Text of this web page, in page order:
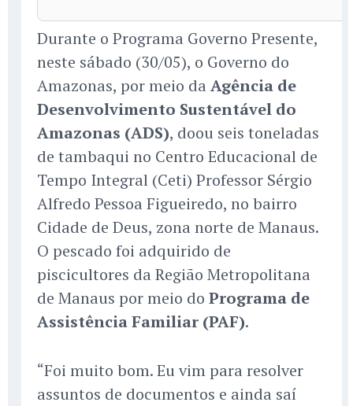
Durante o Programa Governo Presente,
neste sábado (30/05), o Governo do
Amazonas, por meio da Agência de
Desenvolvimento Sustentável do
Amazonas (ADS), doou seis toneladas
de tambaqui no Centro Educacional de
Tempo Integral (Ceti) Professor Sérgio
Alfredo Pessoa Figueiredo, no bairro
Cidade de Deus, zona norte de Manaus.
O pescado foi adquirido de
piscicultores da Região Metropolitana
de Manaus por meio do Programa de
Assistência Familiar (PAF).
“Foi muito bom. Eu vim para resolver
assuntos de documentos e ainda saí